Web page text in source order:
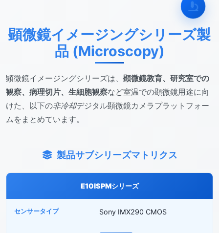
顕微鏡イメージングシリーズ製
品 (Microscopy)
顕微鏡イメージングシリーズは、 顕微鏡教育、研究室での
観察、病理切片、生細胞観察など室温での顕微鏡用途に向
けた、以下の非冷却デジタル顕微鏡カメラプラットフォー
ムをまとめています。
製品サブシリーズマトリクス
E10ISPMシリーズ
Sony IMX290 CMOS